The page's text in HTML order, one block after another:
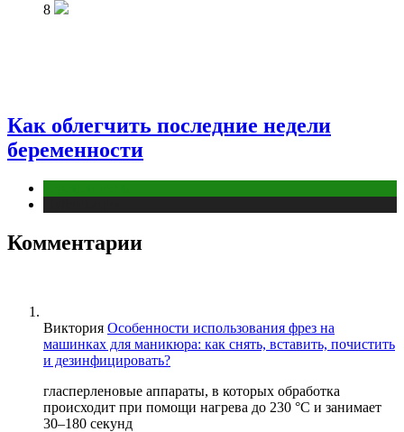
8
Как облегчить последние недели
беременности
Комментарии
Виктория Особенности использования фрез на
машинках для маникюра: как снять, вставить, почистить
и дезинфицировать?
гласперленовые аппараты, в которых обработка
происходит при помощи нагрева до 230 °С и занимает
30–180 секунд